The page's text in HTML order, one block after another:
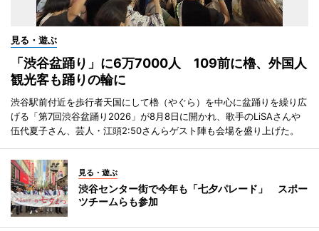
見る・遊ぶ
「渋谷盆踊り」に6万7000人 109前に櫓、外国人
観光客も踊りの輪に
渋谷駅前付近を歩行者天国にして櫓（やぐら）を中心に盆踊りを繰り広
げる「第7回渋谷盆踊り2026」が8月8日に開かれ、歌手のLiSAさんや
伍代夏子さん、芸人・江頭2:50さんらゲスト陣も会場を盛り上げた。
見る・遊ぶ
渋谷センター街で今年も「七夕パレード」 スポー
ツチームらも参加